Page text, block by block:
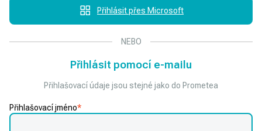
Přihlásit přes Microsoft
NEBO
Přihlásit pomocí e-mailu
Přihlašovací údaje jsou stejné jako do Prometea
Přihlašovací jméno*